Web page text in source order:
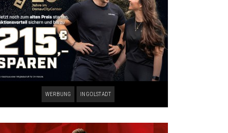
WERBUNG INGOLSTADT